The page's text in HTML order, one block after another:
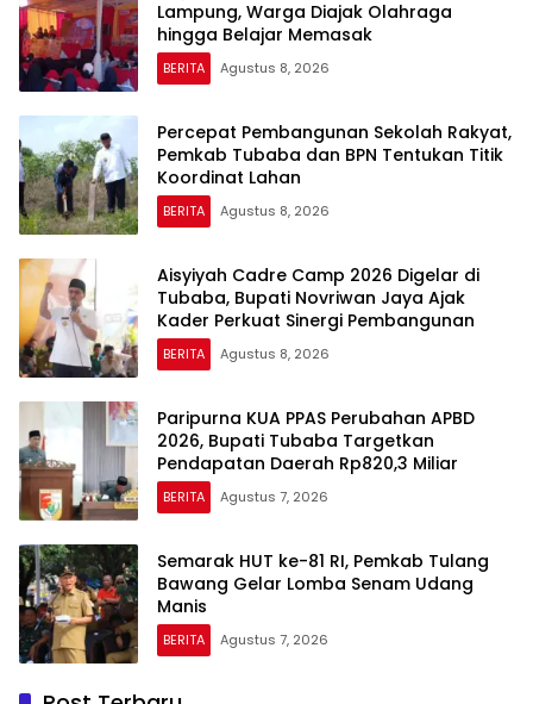
Lampung, Warga Diajak Olahraga
hingga Belajar Memasak
BERITA Agustus 8, 2026
Percepat Pembangunan Sekolah Rakyat,
Pemkab Tubaba dan BPN Tentukan Titik
Koordinat Lahan
BERITA Agustus 8, 2026
Aisyiyah Cadre Camp 2026 Digelar di
Tubaba, Bupati Novriwan Jaya Ajak
Kader Perkuat Sinergi Pembangunan
BERITA Agustus 8, 2026
Paripurna KUA PPAS Perubahan APBD
2026, Bupati Tubaba Targetkan
Pendapatan Daerah Rp820,3 Miliar
BERITA Agustus 7, 2026
Semarak HUT ke-81 RI, Pemkab Tulang
Bawang Gelar Lomba Senam Udang
Manis
BERITA Agustus 7, 2026